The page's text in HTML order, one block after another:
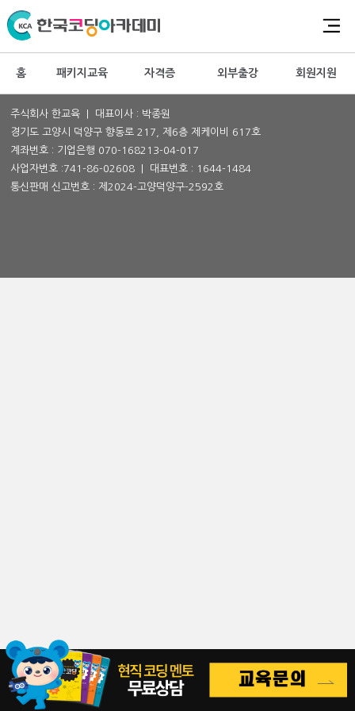
홈 패키지교육 자격증 외부출강 회원지원
주식회사 한교육 | 대표이사 : 박종원
경기도 고양시 덕양구 향동로 217, 제6층 제케이비 617호
계좌번호 : 기업은행 070-168213-04-017
사업자번호 :741-86-02608 | 대표번호 : 1644-1484
통신판매 신고번호 : 제2024-고양덕양구-2592호